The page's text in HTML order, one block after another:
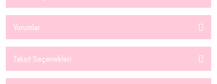
Yorumlar
Taksit Seçenekleri